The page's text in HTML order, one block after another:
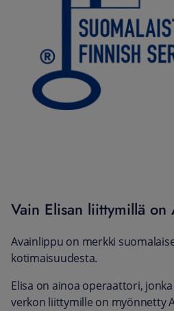
Vain Elisan liittymillä on
Avainlippu on merkki
kotimaisuudesta.
Elisa on ainoa operaattori,
verkon liittymille on myönnetty